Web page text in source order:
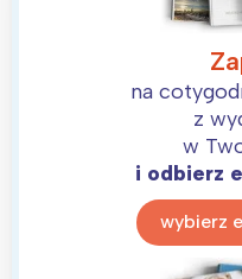
na
z
w
i odbierz
wybierz
Warszawa
Trójmiasto
Poznań
Wrocław